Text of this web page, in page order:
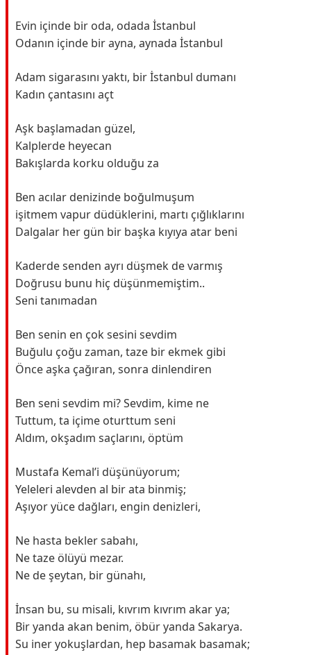
Evin içinde bir oda, odada İstanbul
Odanın içinde bir ayna, aynada İstanbul
Adam sigarasını yaktı, bir İstanbul dumanı
Kadın çantasını açt
Aşk başlamadan güzel,
Kalplerde heyecan
Bakışlarda korku olduğu za
Ben acılar denizinde boğulmuşum
işitmem vapur düdüklerini, martı çığlıklarını
Dalgalar her gün bir başka kıyıya atar beni
Kaderde senden ayrı düşmek de varmış
Doğrusu bunu hiç düşünmemiştim..
Seni tanımadan
Ben senin en çok sesini sevdim
Buğulu çoğu zaman, taze bir ekmek gibi
Önce aşka çağıran, sonra dinlendiren
Ben seni sevdim mi? Sevdim, kime ne
Tuttum, ta içime oturttum seni
Aldım, okşadım saçlarını, öptüm
Mustafa Kemal’i düşünüyorum;
Yeleleri alevden al bir ata binmiş;
Aşıyor yüce dağları, engin denizleri,
Ne hasta bekler sabahı,
Ne taze ölüyü mezar.
Ne de şeytan, bir günahı,
İnsan bu, su misali, kıvrım kıvrım akar ya;
Bir yanda akan benim, öbür yanda Sakarya.
Su iner yokuşlardan, hep basamak basamak;